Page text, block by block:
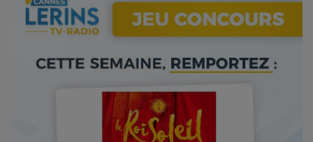
Emissions TV